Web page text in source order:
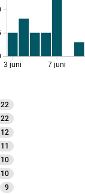
3 juni 7 juni
22
22
12
11
10
10
9